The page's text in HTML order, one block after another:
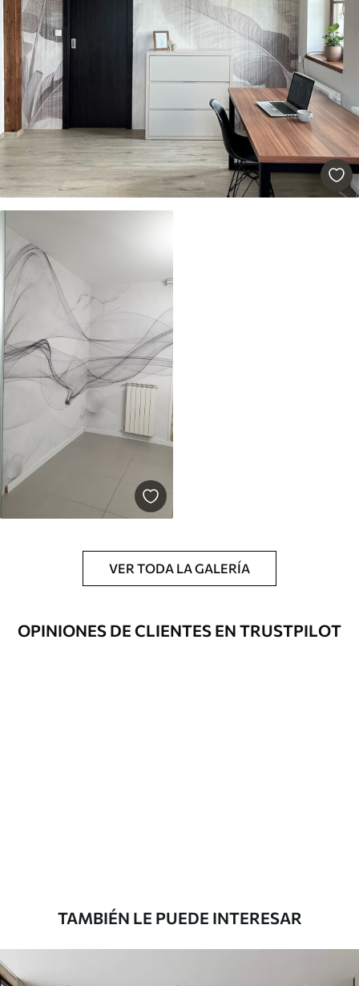
solapamiento.
Materiales disponibles
Estándar
33166.6719900.00$/m²
Premium
39833.3323900.00$/m²
Vinilo Premium
43816
VER TODA LA GALERÍA
OPINIONES DE CLIENTES EN TRUSTPILOT
TAMBIÉN LE PUEDE INTERESAR